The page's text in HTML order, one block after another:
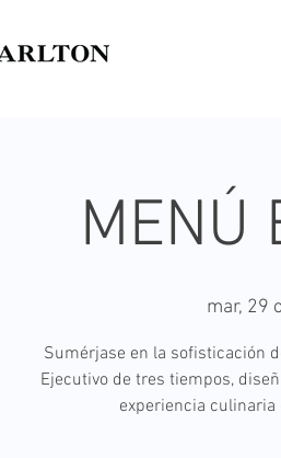
MENÚ
mar, 29
Sumérjase en la sofisticación
Ejecutivo de tres tiempos,
experiencia culinaria